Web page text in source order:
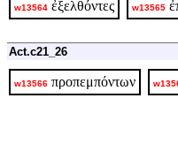
w13564 ἐξελθόντες w13565
Act.c21_26
w13566 προπεμπόντων